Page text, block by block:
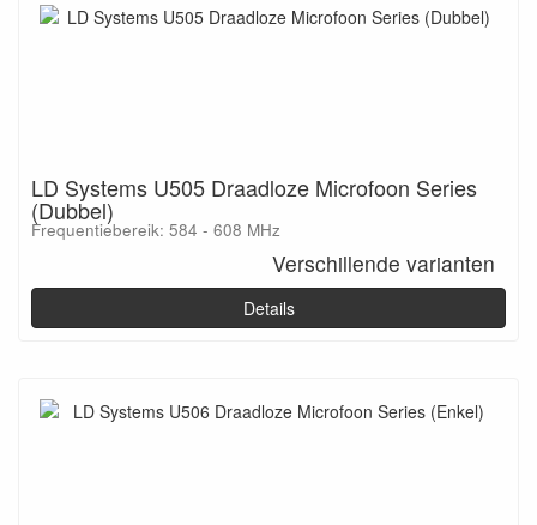
LD Systems U505 Draadloze Microfoon Series
(Dubbel)
Frequentiebereik: 584 - 608 MHz
Verschillende varianten
Details